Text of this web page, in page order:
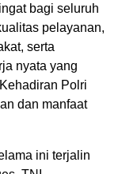
bagi seluruh
pelayanan,
serta
nyata yang
Polri
dan manfaat
ini terjalin